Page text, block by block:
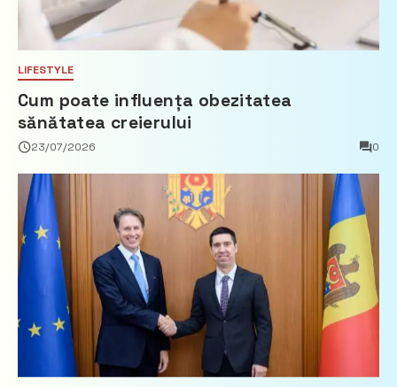
LIFESTYLE
Cum poate influența obezitatea
sănătatea creierului
23/07/2026 0